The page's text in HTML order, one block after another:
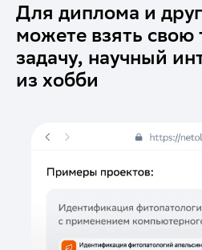
Для диплома и
можете взять свою
задачу, научный
из хобби